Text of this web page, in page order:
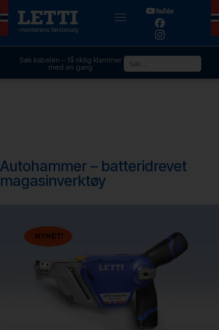
Søk kabelen – få riktig klammer
med en gang
Autohammer – batteridrevet
magasinverktøy